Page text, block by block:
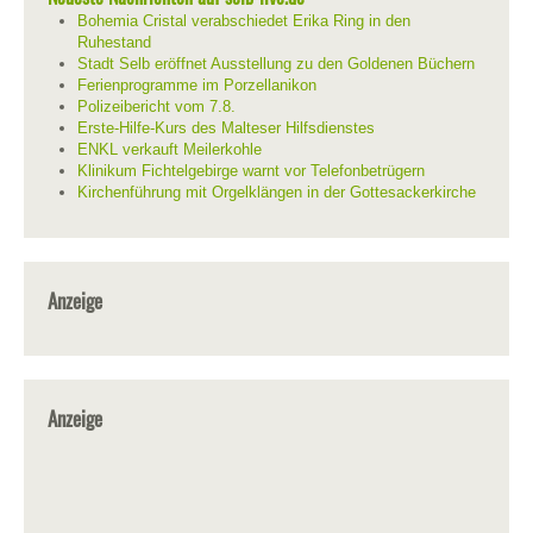
Bohemia Cristal verabschiedet Erika Ring in den
Ruhestand
Stadt Selb eröffnet Ausstellung zu den Goldenen Büchern
Ferienprogramme im Porzellanikon
Polizeibericht vom 7.8.
Erste-Hilfe-Kurs des Malteser Hilfsdienstes
ENKL verkauft Meilerkohle
Klinikum Fichtelgebirge warnt vor Telefonbetrügern
Kirchenführung mit Orgelklängen in der Gottesackerkirche
Anzeige
Anzeige